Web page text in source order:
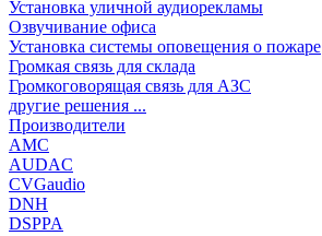
Установка уличной аудиорекламы
Озвучивание офиса
Установка системы оповещения о пожаре
Громкая связь для склада
Громкоговорящая связь для АЗС
другие решения ...
Производители
AMC
AUDAC
CVGaudio
DNH
DSPPA